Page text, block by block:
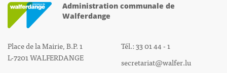
Administration communale de
Walferdange
Place de la Mairie, B.P. 1
L-7201 WALFERDANGE
Tél.: 33 01 44 - 1
secretariat@walfer.lu